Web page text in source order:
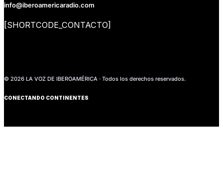
info@iberoamericaradio.com
[SHORTCODE_CONTACTO]
© 2026 LA VOZ DE IBEROAMÉRICA · Todos los derechos reservados.
CONECTANDO CONTINENTES